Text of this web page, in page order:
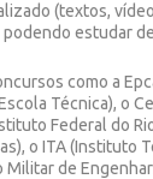
(textos,
estudar
como a
Técnica), o
Federal do
o ITA (Instituto
Militar de